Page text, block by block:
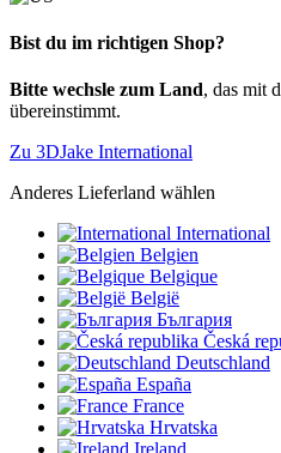
Bist du im richtigen Shop?
Bitte wechsle zum Land, das mit
übereinstimmt.
Zu 3DJake International
Anderes Lieferland wählen
International
Belgien
Belgique
België
България
Česká
Deutschland
España
France
Hrvatska